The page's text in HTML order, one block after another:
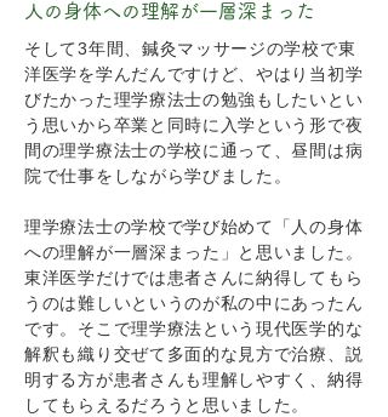
人の身体への理解が一層深まった
そして3年間、鍼灸マッサージの学校で東
洋医学を学んだんですけど、やはり当初学
びたかった理学療法士の勉強もしたいとい
う思いから卒業と同時に入学という形で夜
間の理学療法士の学校に通って、昼間は病
院で仕事をしながら学びました。
理学療法士の学校で学び始めて「人の身体
への理解が一層深まった」と思いました。
東洋医学だけでは患者さんに納得してもら
うのは難しいというのが私の中にあったん
です。そこで理学療法という現代医学的な
解釈も織り交ぜて多面的な見方で治療、説
明する方が患者さんも理解しやすく、納得
してもらえるだろうと思いました。